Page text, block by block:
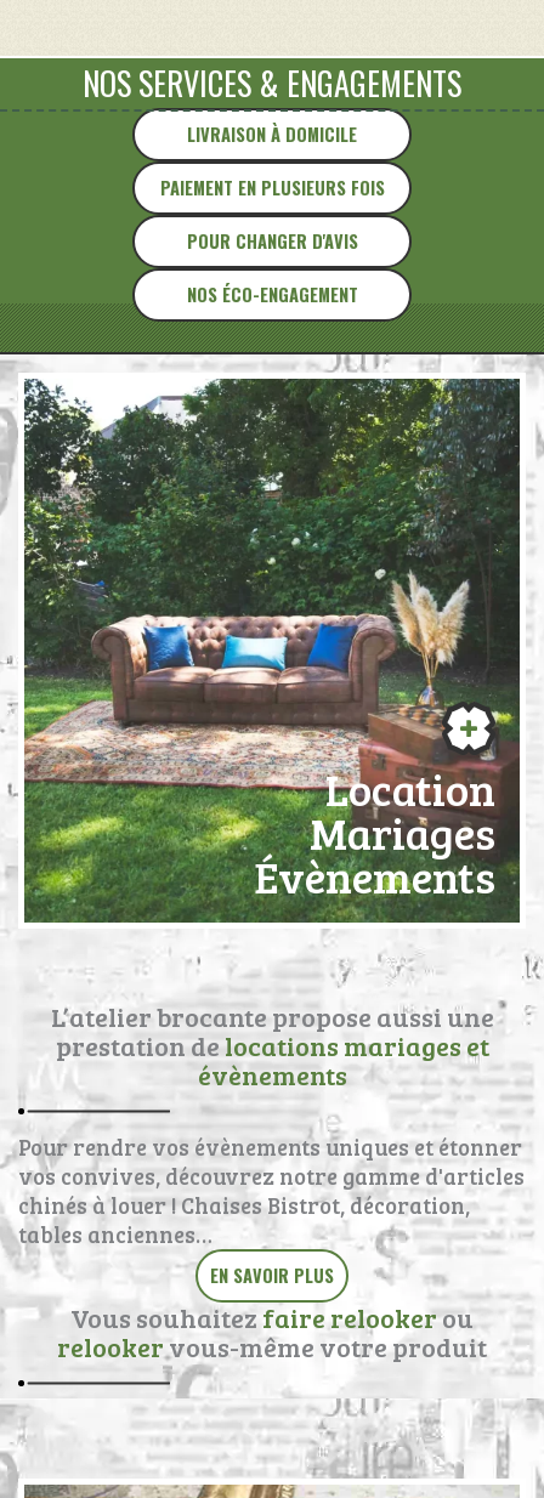
émaillée
LIVRAISON À DOMICILE
PAIEMENT EN PLUSIEURS FOIS
NOS SERVICES & ENGAGEMENTS
POUR CHANGER D'AVIS
NOS ÉCO-ENGAGEMENT
Location
Mariages
Évènements
L’atelier brocante propose aussi une
prestation de locations mariages et
évènements
Pour rendre vos évènements uniques et étonner
vos convives, découvrez notre gamme d'articles
chinés à louer ! Chaises Bistrot, décoration,
tables anciennes…
EN SAVOIR PLUS
Vous souhaitez faire relookerou
relookervous-même votre produit